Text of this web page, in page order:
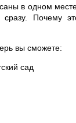
в одном
Почему
вы сможете:
сад